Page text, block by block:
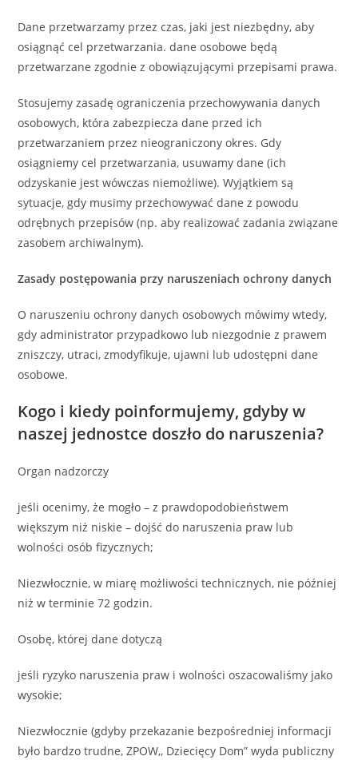
Dane przetwarzamy przez czas, jaki jest niezbędny, aby
osiągnąć cel przetwarzania. dane osobowe będą
przetwarzane zgodnie z obowiązującymi przepisami prawa.
Stosujemy zasadę ograniczenia przechowywania danych
osobowych, która zabezpiecza dane przed ich
przetwarzaniem przez nieograniczony okres. Gdy
osiągniemy cel przetwarzania, usuwamy dane (ich
odzyskanie jest wówczas niemożliwe). Wyjątkiem są
sytuacje, gdy musimy przechowywać dane z powodu
odrębnych przepisów (np. aby realizować zadania związane
zasobem archiwalnym).
Zasady postępowania przy naruszeniach ochrony danych
O naruszeniu ochrony danych osobowych mówimy wtedy,
gdy administrator przypadkowo lub niezgodnie z prawem
zniszczy, utraci, zmodyfikuje, ujawni lub udostępni dane
osobowe.
Kogo i kiedy poinformujemy, gdyby w
naszej jednostce doszło do naruszenia?
Organ nadzorczy
jeśli ocenimy, że mogło – z prawdopodobieństwem
większym niż niskie – dojść do naruszenia praw lub
wolności osób fizycznych;
Niezwłocznie, w miarę możliwości technicznych, nie później
niż w terminie 72 godzin.
Osobę, której dane dotyczą
jeśli ryzyko naruszenia praw i wolności oszacowaliśmy jako
wysokie;
Niezwłocznie (gdyby przekazanie bezpośredniej informacji
było bardzo trudne, ZPOW,, Dziecięcy Dom” wyda publiczny